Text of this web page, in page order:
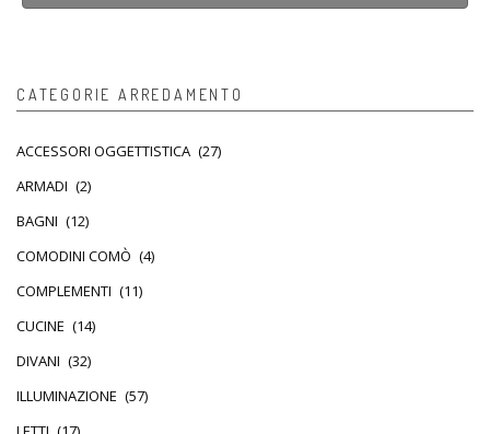
CATEGORIE ARREDAMENTO
ACCESSORI OGGETTISTICA (27)
ARMADI (2)
BAGNI (12)
COMODINI COMÒ (4)
COMPLEMENTI (11)
CUCINE (14)
DIVANI (32)
ILLUMINAZIONE (57)